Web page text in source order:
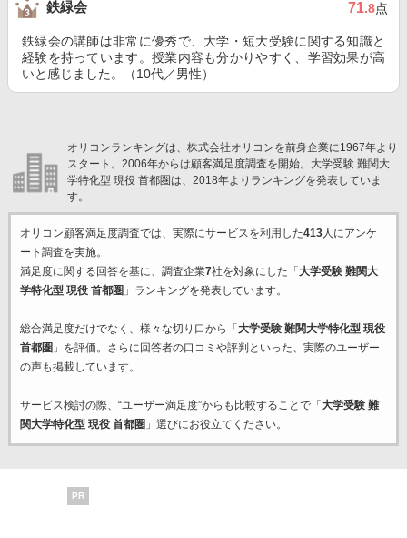
鉄緑会 71.8点
鉄緑会の講師は非常に優秀で、大学・短大受験に関する知識と
経験を持っています。授業内容も分かりやすく、学習効果が高
いと感じました。（10代／男性）
オリコンランキングは、株式会社オリコンを前身企業に1967年より
スタート。2006年からは顧客満足度調査を開始。大学受験 難関大
学特化型 現役 首都圏は、2018年よりランキングを発表していま
す。
オリコン顧客満足度調査では、実際にサービスを利用した413人にアンケ
ート調査を実施。
満足度に関する回答を基に、調査企業7社を対象にした「 大学受験 難関大
学特化型 現役 首都圏 」ランキングを発表しています。
総合満足度だけでなく、様々な切り口から「 大学受験 難関大学特化型 現役
首都圏 」を評価。さらに回答者の口コミや評判といった、実際のユーザー
の声も掲載しています。
サービス検討の際、“ユーザー満足度”からも比較することで「 大学受験 難
関大学特化型 現役 首都圏 」選びにお役立てください。
PR